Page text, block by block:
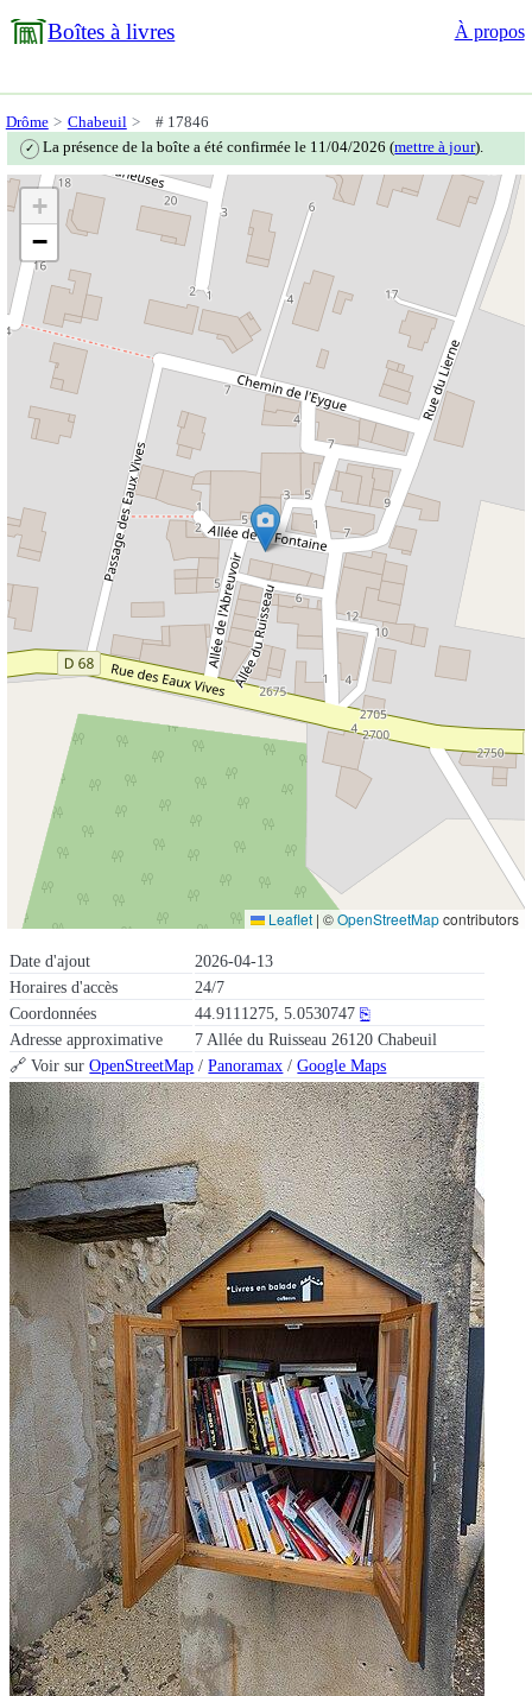
Boîtes à livres À propos
Drôme Chabeuil # 17846
✓ La présence de la boîte a été confirmée le 11/04/2026 (mettre à jour).
Date d'ajout
2026-04-13
Horaires d'accès
24/7
Coordonnées
44.9111275, 5.0530747 ⎘
Adresse approximative
7 Allée du Ruisseau 26120 Chabeuil
🔗 Voir surOpenStreetMap /Panoramax /Google Maps
+
−
Leaflet | ©OpenStreetMapcontributors